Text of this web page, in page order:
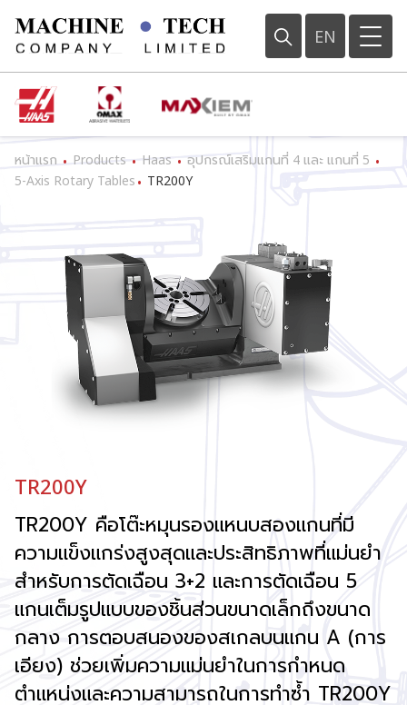
EN
หน้าแรก • Products • Haas • อุปกรณ์เสริมแกนที่ 4 และ แกนที่ 5 •
5-Axis Rotary Tables • TR200Y
TR200Y
TR200Y คือโต๊ะหมุนรองแหนบสองแกนที่มี
ความแข็งแกร่งสูงสุดและประสิทธิภาพที่แม่นยำ
สำหรับการตัดเฉือน 3+2 และการตัดเฉือน 5
แกนเต็มรูปแบบของชิ้นส่วนขนาดเล็กถึงขนาด
กลาง การตอบสนองของสเกลบนแกน A (การ
เอียง) ช่วยเพิ่มความแม่นยำในการกำหนด
ตำแหน่งและความสามารถในการทำซ้ำ TR200Y